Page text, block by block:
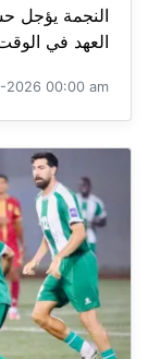
النجمة يؤجل
العهد في الوقت الإضافي
2026 00:00 am